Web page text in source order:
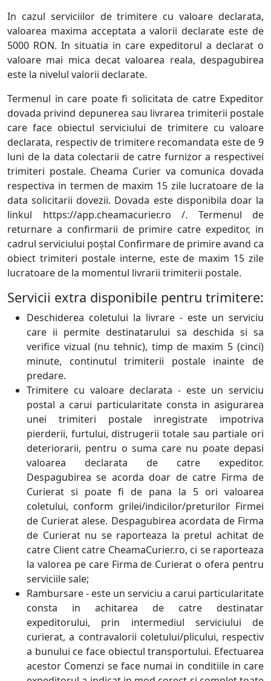
In cazul serviciilor de trimitere cu valoare declarata,
valoarea maxima acceptata a valorii declarate este de
5000 RON. In situatia in care expeditorul a declarat o
valoare mai mica decat valoarea reala, despagubirea
este la nivelul valorii declarate.
Termenul in care poate fi solicitata de catre Expeditor
dovada privind depunerea sau livrarea trimiterii postale
care face obiectul serviciului de trimitere cu valoare
declarata, respectiv de trimitere recomandata este de 9
luni de la data colectarii de catre furnizor a respectivei
trimiteri postale. Cheama Curier va comunica dovada
respectiva in termen de maxim 15 zile lucratoare de la
data solicitarii dovezii. Dovada este disponibila doar la
linkul https://app.cheamacurier.ro /. Termenul de
returnare a confirmarii de primire catre expeditor, in
cadrul serviciului poştal Confirmare de primire avand ca
obiect trimiteri postale interne, este de maxim 15 zile
lucratoare de la momentul livrarii trimiterii postale.
Servicii extra disponibile pentru trimitere:
Deschiderea coletului la livrare - este un serviciu
care ii permite destinatarului sa deschida si sa
verifice vizual (nu tehnic), timp de maxim 5 (cinci)
minute, continutul trimiterii postale inainte de
predare.
Trimitere cu valoare declarata - este un serviciu
postal a carui particularitate consta in asigurarea
unei trimiteri postale inregistrate impotriva
pierderii, furtului, distrugerii totale sau partiale ori
deteriorarii, pentru o suma care nu poate depasi
valoarea declarata de catre expeditor.
Despagubirea se acorda doar de catre Firma de
Curierat si poate fi de pana la 5 ori valoarea
coletului, conform grilei/indicilor/preturilor Firmei
de Curierat alese. Despagubirea acordata de Firma
de Curierat nu se raporteaza la pretul achitat de
catre Client catre CheamaCurier.ro, ci se raporteaza
la valorea pe care Firma de Curierat o ofera pentru
serviciile sale;
Rambursare - este un serviciu a carui particularitate
consta in achitarea de catre destinatar
expeditorului, prin intermediul serviciului de
curierat, a contravalorii coletului/plicului, respectiv
a bunului ce face obiectul transportului. Efectuarea
acestor Comenzi se face numai in conditiile in care